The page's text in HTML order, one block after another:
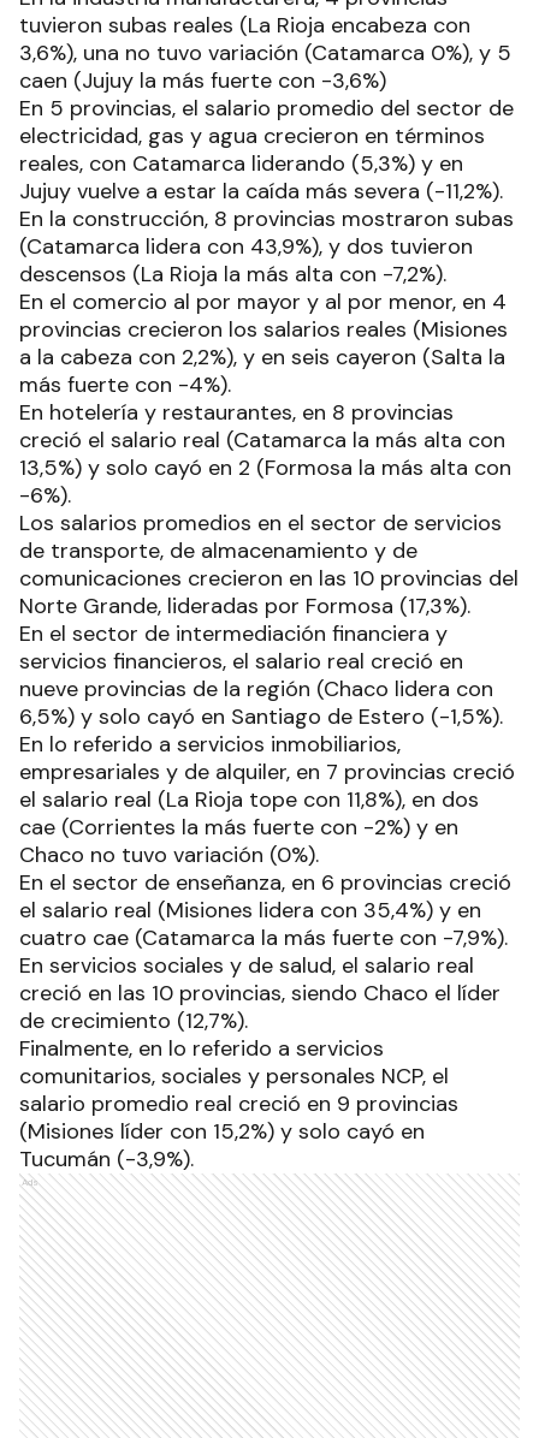
tuvieron subas reales (La Rioja encabeza con
3,6%), una no tuvo variación (Catamarca 0%), y 5
caen (Jujuy la más fuerte con -3,6%)
En 5 provincias, el salario promedio del sector de
electricidad, gas y agua crecieron en términos
reales, con Catamarca liderando (5,3%) y en
Jujuy vuelve a estar la caída más severa (-11,2%).
En la construcción, 8 provincias mostraron subas
(Catamarca lidera con 43,9%), y dos tuvieron
descensos (La Rioja la más alta con -7,2%).
En el comercio al por mayor y al por menor, en 4
provincias crecieron los salarios reales (Misiones
a la cabeza con 2,2%), y en seis cayeron (Salta la
más fuerte con -4%).
En hotelería y restaurantes, en 8 provincias
creció el salario real (Catamarca la más alta con
13,5%) y solo cayó en 2 (Formosa la más alta con
-6%).
Los salarios promedios en el sector de servicios
de transporte, de almacenamiento y de
comunicaciones crecieron en las 10 provincias del
Norte Grande, lideradas por Formosa (17,3%).
En el sector de intermediación financiera y
servicios financieros, el salario real creció en
nueve provincias de la región (Chaco lidera con
6,5%) y solo cayó en Santiago de Estero (-1,5%).
En lo referido a servicios inmobiliarios,
empresariales y de alquiler, en 7 provincias creció
el salario real (La Rioja tope con 11,8%), en dos
cae (Corrientes la más fuerte con -2%) y en
Chaco no tuvo variación (0%).
En el sector de enseñanza, en 6 provincias creció
el salario real (Misiones lidera con 35,4%) y en
cuatro cae (Catamarca la más fuerte con -7,9%).
En servicios sociales y de salud, el salario real
creció en las 10 provincias, siendo Chaco el líder
de crecimiento (12,7%).
Finalmente, en lo referido a servicios
comunitarios, sociales y personales NCP, el
salario promedio real creció en 9 provincias
(Misiones líder con 15,2%) y solo cayó en
Tucumán (-3,9%).
Ads